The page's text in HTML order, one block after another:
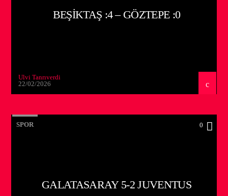
BEŞIKTAŞ :4 – GÖZTEPE :0
Ulvi Tanrıverdi
22/02/2026
SPOR 0
GALATASARAY 5-2 JUVENTUS